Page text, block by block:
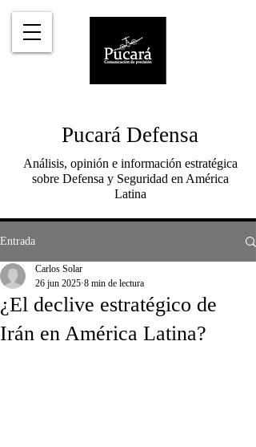
Pucará Defensa
Análisis, opinión e información estratégica
sobre Defensa y Seguridad en América
Latina
Entrada
¿El declive estratégico de
Irán en América Latina?
Carlos Solar
26 jun 2025 8 min de lectura